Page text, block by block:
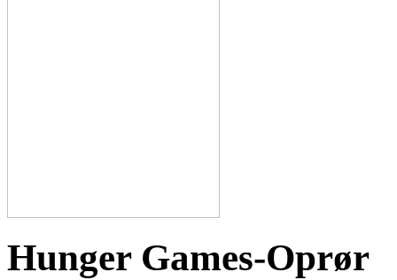
Hunger Games-Oprør